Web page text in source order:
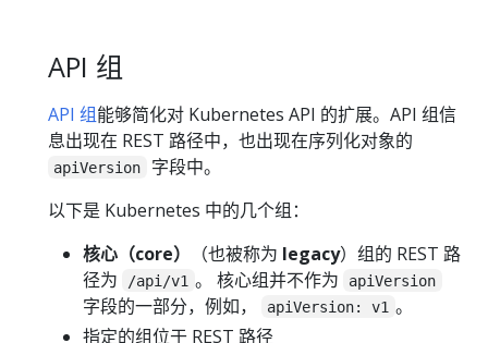
API 组
API 组能够简化对 Kubernetes API 的扩展。API 组信
息出现在 REST 路径中，也出现在序列化对象的
apiVersion
字段中。
以下是 Kubernetes 中的几个组：
核心（core）
（也被称为 legacy）组的 REST 路
径为
/api/v1 。 核心组并不作为 apiVersion
字段的一部分，例如， apiVersion: v1 。
指定的组位于 REST 路径